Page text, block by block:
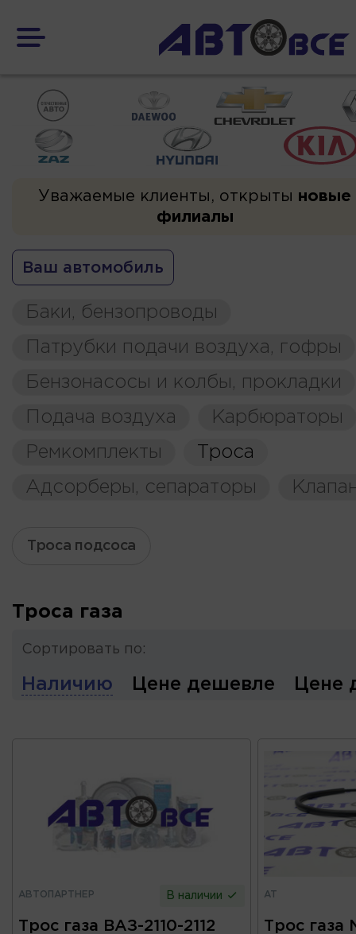
Уважаемые клиенты, открыты новые
филиалы
Ваш автомобиль
Баки, бензопроводы
Патрубки подачи воздуха, гофры
Бензонасосы и колбы, прокладки
Подача воздуха
Карбюраторы
Ремкомплекты
Троса
Адсорберы, сепараторы
Троса подсоса
Троса газа
Сортировать по:
Наличию Цене дешевле Цене
АВТОПАРТНЕР В наличии
Трос газа ВАЗ-2110-2112
AT
Трос газа